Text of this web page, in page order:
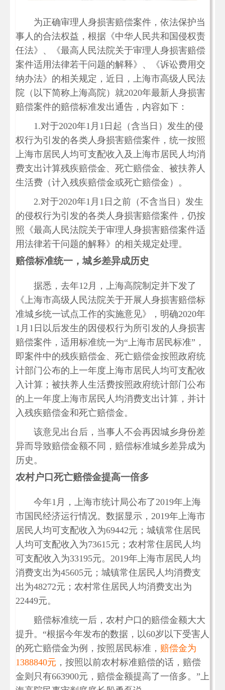
为正确审理人身损害赔偿案件，依法保护当
事人的合法权益，根据《中华人民共和国侵权责
任法》、《最高人民法院关于审理人身损害赔偿
案件适用法律若干问题的解释》、《诉讼费用交
纳办法》的相关规定，近日，上海市高级人民法
院（以下简称上海高院）就2020年最新人身损害
赔偿案件的赔偿标准发出通告，内容如下：
1.对于2020年1月1日起（含当日）发生的侵
权行为引发的各类人身损害赔偿案件，统一按照
上海市居民人均可支配收入及上海市居民人均消
费支出计算残疾赔偿金、死亡赔偿金、被扶养人
生活费（计入残疾赔偿金或死亡赔偿金）。
2.对于2020年1月1日之前（不含当日）发生
的侵权行为引发的各类人身损害赔偿案件，仍按
照《最高人民法院关于审理人身损害赔偿案件适
用法律若干问题的解释》的相关规定处理。
赔偿标准统一，城乡差异成历史
据悉，去年12月，上海高院制定并下发了
《上海市高级人民法院关于开展人身损害赔偿标
准城乡统一试点工作的实施意见》，明确2020年
1月1日以后发生的因侵权行为所引发的人身损害
赔偿案件，适用标准统一为“上海市居民标准”，
即案件中的残疾赔偿金、死亡赔偿金按照政府统
计部门公布的上一年度上海市居民人均可支配收
入计算；被扶养人生活费按照政府统计部门公布
的上一年度上海市居民人均消费支出计算，并计
入残疾赔偿金和死亡赔偿金。
该意见出台后，当事人不会再因城乡身份差
异而导致赔偿金额不同，赔偿标准城乡差异成为
历史。
农村户口死亡赔偿金提高一倍多
今年1月，上海市统计局公布了2019年上海
市国民经济运行情况。数据显示，2019年上海市
居民人均可支配收入为69442元；城镇常住居民
人均可支配收入为73615元；农村常住居民人均
可支配收入为33195元。2019年上海市居民人均
消费支出为45605元；城镇常住居民人均消费支
出为48272元；农村常住居民人均消费支出为
22449元。
赔偿标准统一后，农村户口的赔偿金额大大
提升。“根据今年发布的数据，以60岁以下受害人
的死亡赔偿金为例，按照居民标准， 赔偿金为
1388840元 ，按照以前农村标准赔偿的话，赔偿
金则只有663900元，赔偿金额提高了一倍多。”上